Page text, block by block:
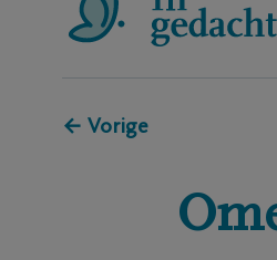
← Vorige